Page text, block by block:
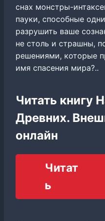
снах монстры-
пауки, способные
разрушить ваше
не столь и страшны,
решениями, которые
имя спасения мира?..
Читать книгу
Древних.
онлайн
Читат
ь